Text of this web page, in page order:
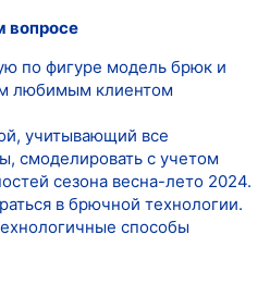
вопросе
по фигуре модель брюк и
любимым клиентом
учитывающий все
смоделировать с учетом
сезона весна-лето 2024.
в брючной технологии.
способы